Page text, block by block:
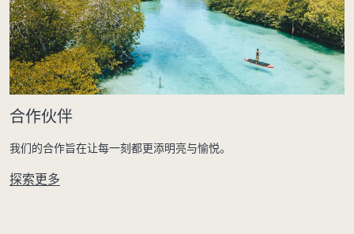
合作伙伴
我们的合作旨在让每一刻都更添明亮与愉悦。
探索更多